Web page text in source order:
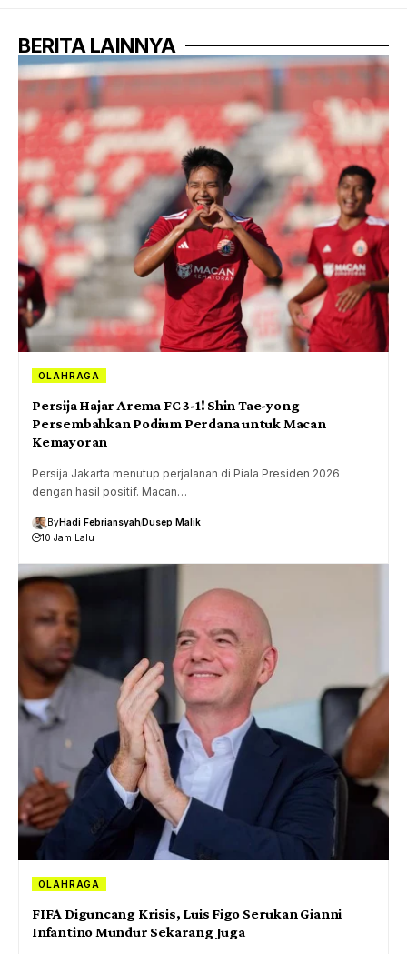
BERITA LAINNYA
OLAHRAGA
Persija Hajar Arema FC 3-1! Shin Tae-yong
Persembahkan Podium Perdana untuk Macan
Kemayoran
Persija Jakarta menutup perjalanan di Piala Presiden 2026
dengan hasil positif. Macan…
ByHadi FebriansyahDusep Malik
10 Jam Lalu
OLAHRAGA
FIFA Diguncang Krisis, Luis Figo Serukan Gianni
Infantino Mundur Sekarang Juga